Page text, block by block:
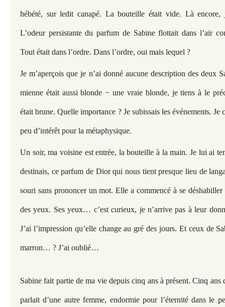
hébété, sur ledit canapé. La bouteille était vide. Là encore,
L’odeur persistante du parfum de Sabine flottait dans l’air
Tout était dans l’ordre. Dans l’ordre, oui mais lequel ?
Je m’aperçois que je n’ai donné aucune description des deux
mienne était aussi blonde − une vraie blonde, je tiens à le
était brune. Quelle importance ? Je subissais les événements.
peu d’intérêt pour la métaphysique.
Un soir, ma voisine est entrée, la bouteille à la main. Je lui ai
destinais, ce parfum de Dior qui nous tient presque lieu de
souri sans prononcer un mot. Elle a commencé à se déshabiller
des yeux. Ses yeux… c’est curieux, je n’arrive pas à leur
J’ai l’impression qu’elle change au gré des jours. Et ceux de
marron… ? J’ai oublié…
Sabine fait partie de ma vie depuis cinq ans à présent. Cinq
parlait d’une autre femme, endormie pour l’éternité dans le